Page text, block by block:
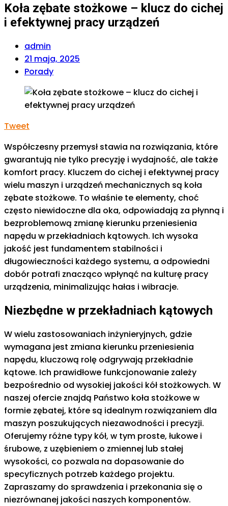
Koła zębate stożkowe – klucz do cichej
i efektywnej pracy urządzeń
admin
21 maja, 2025
Porady
Tweet
Współczesny przemysł stawia na rozwiązania, które
gwarantują nie tylko precyzję i wydajność, ale także
komfort pracy. Kluczem do cichej i efektywnej pracy
wielu maszyn i urządzeń mechanicznych są koła
zębate stożkowe. To właśnie te elementy, choć
często niewidoczne dla oka, odpowiadają za płynną i
bezproblemową zmianę kierunku przeniesienia
napędu w przekładniach kątowych. Ich wysoka
jakość jest fundamentem stabilności i
długowieczności każdego systemu, a odpowiedni
dobór potrafi znacząco wpłynąć na kulturę pracy
urządzenia, minimalizując hałas i wibracje.
Niezbędne w przekładniach kątowych
W wielu zastosowaniach inżynieryjnych, gdzie
wymagana jest zmiana kierunku przeniesienia
napędu, kluczową rolę odgrywają przekładnie
kątowe. Ich prawidłowe funkcjonowanie zależy
bezpośrednio od wysokiej jakości kół stożkowych. W
naszej ofercie znajdą Państwo koła stożkowe w
formie zębatej, które są idealnym rozwiązaniem dla
maszyn poszukujących niezawodności i precyzji.
Oferujemy różne typy kół, w tym proste, łukowe i
śrubowe, z uzębieniem o zmiennej lub stałej
wysokości, co pozwala na dopasowanie do
specyficznych potrzeb każdego projektu.
Zapraszamy do sprawdzenia i przekonania się o
niezrównanej jakości naszych komponentów.